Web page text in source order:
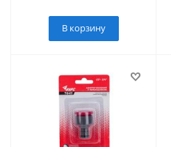
В корзину